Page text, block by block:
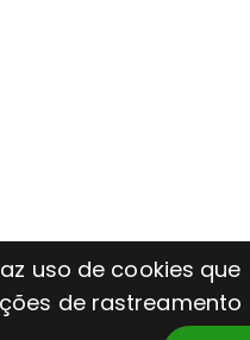
uso de cookies que
de rastreamento